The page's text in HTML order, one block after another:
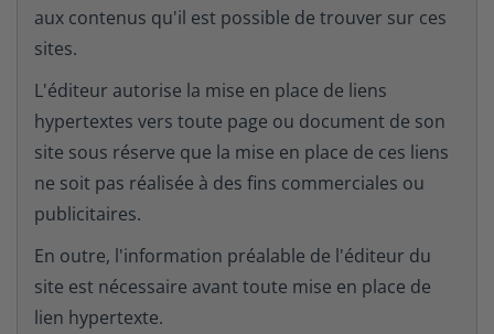
aux contenus qu'il est possible de trouver sur ces
sites.
L'éditeur autorise la mise en place de liens
hypertextes vers toute page ou document de son
site sous réserve que la mise en place de ces liens
ne soit pas réalisée à des fins commerciales ou
publicitaires.
En outre, l'information préalable de l'éditeur du
site est nécessaire avant toute mise en place de
lien hypertexte.